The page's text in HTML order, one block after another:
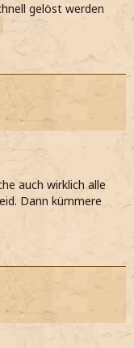
gelöst werden
auch wirklich alle
Dann kümmere